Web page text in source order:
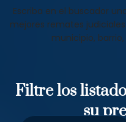
Escriba en el buscador
mejores remates
municipio,
Filtre los
su